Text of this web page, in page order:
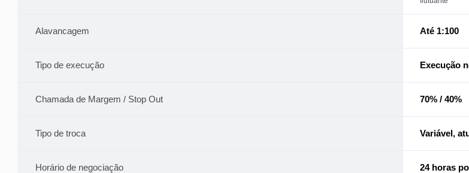
Alavancagem Até 1:100
Tipo de execução Execução
Chamada de Margem / Stop Out 70% / 40%
Tipo de troca Variável,
Horário de negociação 24 horas